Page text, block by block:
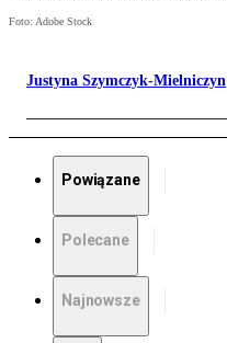
Foto: Adobe Stock
Justyna Szymczyk-Mielniczyn
Powiązane
Polecane
Najnowsze